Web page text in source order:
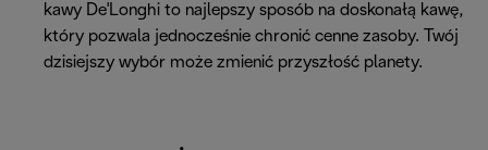
kawy De'Longhi to najlepszy sposób na doskonałą kawę,
który pozwala jednocześnie chronić cenne zasoby. Twój
dzisiejszy wybór może zmienić przyszłość planety.